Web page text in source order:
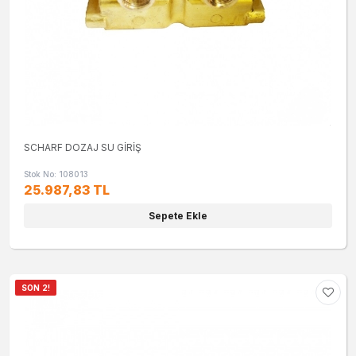
SCHARF DOZAJ SU GİRİŞ
Stok No: 108013
25.987,83 TL
Sepete Ekle
SON 2!